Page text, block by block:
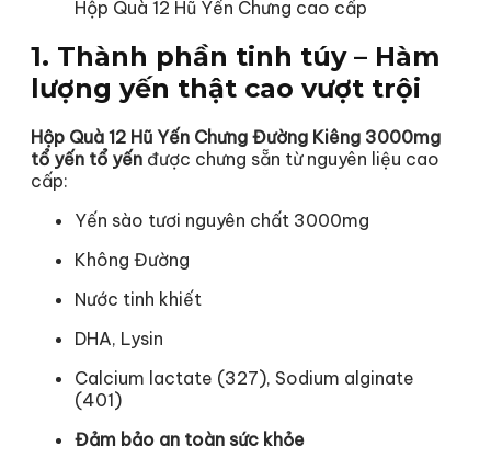
Hộp Quà 12 Hũ Yến Chưng cao cấp
1. Thành phần tinh túy – Hàm
lượng yến thật cao vượt trội
Hộp Quà 12 Hũ Yến Chưng Đường Kiêng 3000mg
tổ yến tổ yến được chưng sẵn từ nguyên liệu cao
cấp:
Yến sào tươi nguyên chất 3000mg
Không Đường
Nước tinh khiết
DHA, Lysin
Calcium lactate (327), Sodium alginate
(401)
Đảm bảo an toàn sức khỏe